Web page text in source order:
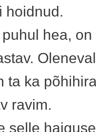
hoidnud.
hea, on
ta ka
ravim.
selle